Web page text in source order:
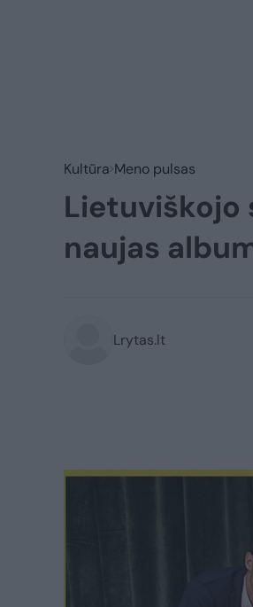
Kultūra Meno pulsas
Lietuviškojo
naujas
Lrytas.lt